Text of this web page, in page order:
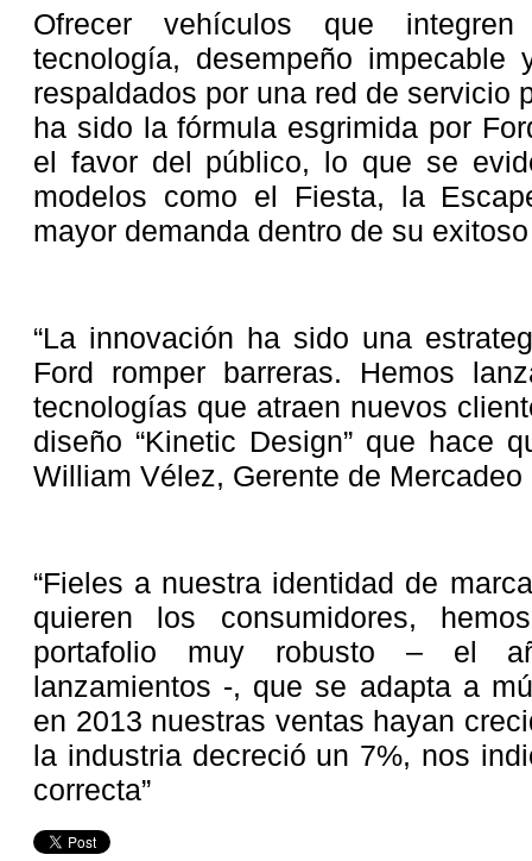
Ofrecer vehículos que
tecnología, desempeño impecable
respaldados por una red de servicio
ha sido la fórmula esgrimida por
el favor del público, lo que se
modelos como el Fiesta, la
mayor demanda dentro de su
“La innovación ha sido una
Ford romper barreras. Hemos
tecnologías que atraen nuevos
diseño “Kinetic Design” que hace
William Vélez, Gerente de
“Fieles a nuestra identidad de
quieren los consumidores,
portafolio muy robusto – el
lanzamientos -, que se adapta a
en 2013 nuestras ventas hayan
la industria decreció un 7%, nos
correcta”